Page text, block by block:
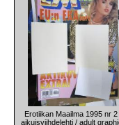
Erotiikan Maailma 1995 nr
aikuisviihdelehti / adult